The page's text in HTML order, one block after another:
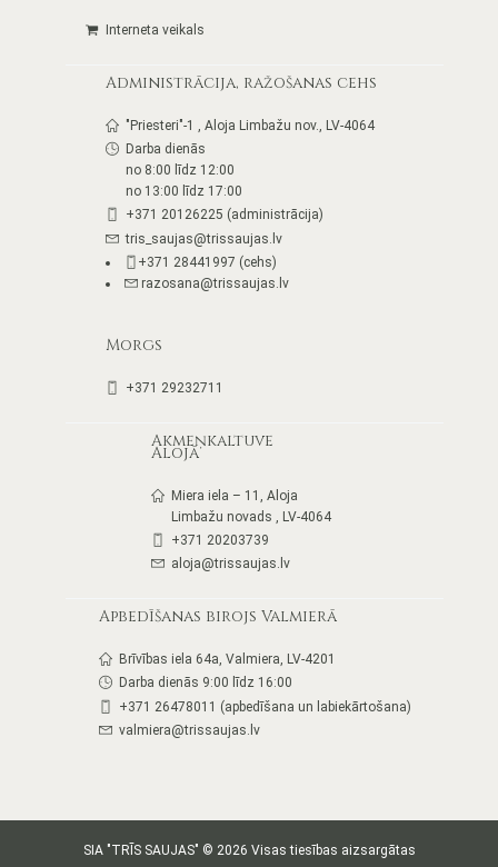
Interneta veikals
Administrācija, ražošanas cehs
"Priesteri"-1 , Aloja Limbažu nov., LV-4064
Darba dienās
no 8:00 līdz 12:00
no 13:00 līdz 17:00
+371 20126225 (administrācija)
tris_saujas@trissaujas.lv
+371 28441997 (cehs)
razosana@trissaujas.lv
Morgs
+371 29232711
Akmeņkaltuve
Alojā
Miera iela – 11, Aloja
Limbažu novads , LV-4064
+371 20203739
aloja@trissaujas.lv
Apbedīšanas birojs Valmierā
Brīvības iela 64a, Valmiera, LV-4201
Darba dienās 9:00 līdz 16:00
+371 26478011 (apbedīšana un labiekārtošana)
valmiera@trissaujas.lv
SIA "TRĪS SAUJAS" © 2026 Visas tiesības aizsargātas